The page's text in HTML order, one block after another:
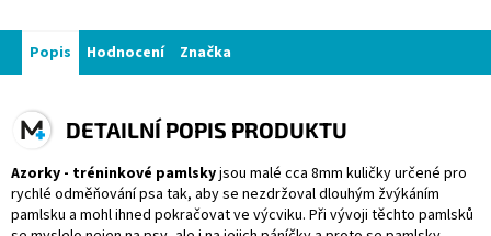
Popis Hodnocení Značka
DETAILNÍ POPIS PRODUKTU
Azorky - tréninkové pamlskyjsou malé cca 8mm kuličky určené pro
rychlé odměňování psa tak, aby se nezdržoval dlouhým žvýkáním
pamlsku a mohl ihned pokračovat ve výcviku. Při vývoji těchto pamlsků